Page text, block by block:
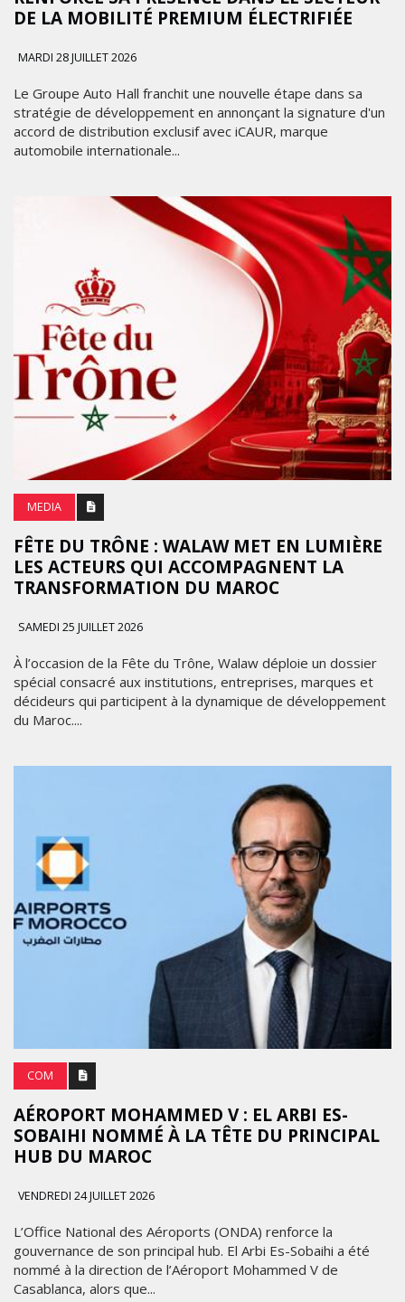
DE LA MOBILITÉ PREMIUM ÉLECTRIFIÉE
MARDI 28 JUILLET 2026
Le Groupe Auto Hall franchit une nouvelle étape dans sa
stratégie de développement en annonçant la signature d'un
accord de distribution exclusif avec iCAUR, marque
automobile internationale...
MEDIA
FÊTE DU TRÔNE : WALAW MET EN LUMIÈRE
LES ACTEURS QUI ACCOMPAGNENT LA
TRANSFORMATION DU MAROC
SAMEDI 25 JUILLET 2026
À l’occasion de la Fête du Trône, Walaw déploie un dossier
spécial consacré aux institutions, entreprises, marques et
décideurs qui participent à la dynamique de développement
du Maroc....
COM
AÉROPORT MOHAMMED V : EL ARBI ES-
SOBAIHI NOMMÉ À LA TÊTE DU PRINCIPAL
HUB DU MAROC
VENDREDI 24 JUILLET 2026
L’Office National des Aéroports (ONDA) renforce la
gouvernance de son principal hub. El Arbi Es-Sobaihi a été
nommé à la direction de l’Aéroport Mohammed V de
Casablanca, alors que...